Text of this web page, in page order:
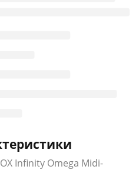
Infinity Omega Midi-